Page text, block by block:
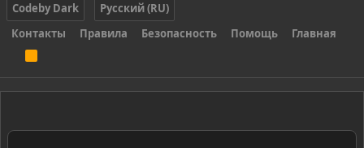
Codeby Dark
Русский (RU)
Контакты
Правила Безопасность Помощь Главная
S